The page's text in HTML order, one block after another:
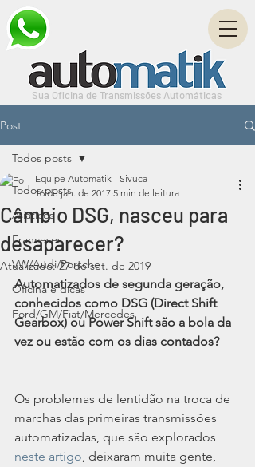
Sua Oficina de Transmissões Automáticas
Post
Todos posts
Asiáticos
Franceses
VW/Audi/Porsche
Oficina e dicas
Ford/GM/Fiat/Mercedes
Todos posts
Câmbio DSG, nasceu para
desaparecer?
Equipe Automatik - Sivuca
16 de jan. de 2017 5 min de leitura
Atualizado:27 de set. de 2019
Automatizados de segunda geração,
conhecidos como DSG (Direct Shift
Gearbox) ou Power Shift são a bola da
vez ou estão com os dias contados?
Os problemas de lentidão na troca de
marchas das primeiras transmissões
automatizadas, que são explorados
neste artigo, deixaram muita gente,